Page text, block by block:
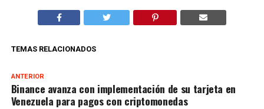
TEMAS RELACIONADOS
ANTERIOR
Binance avanza con implementación de su tarjeta en
Venezuela para pagos con criptomonedas